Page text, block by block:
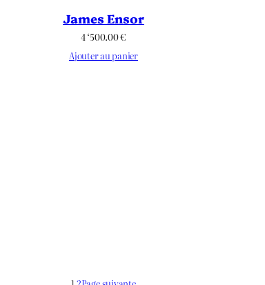
James Ensor
4 ‘500.00€
Ajouter au panier